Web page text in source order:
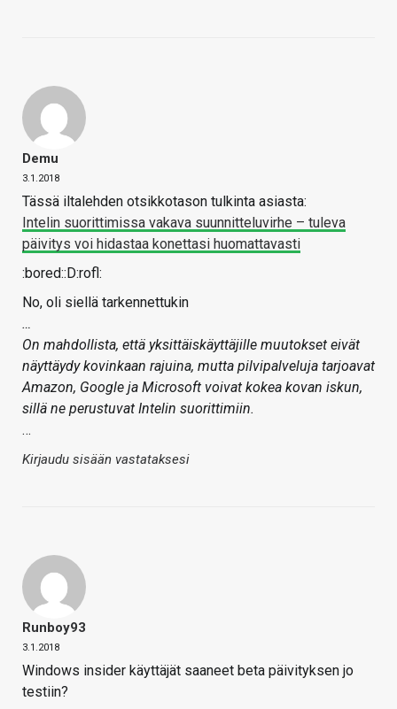
Demu
3.1.2018
Tässä iltalehden otsikkotason tulkinta asiasta:
Intelin suorittimissa vakava suunnitteluvirhe – tuleva
päivitys voi hidastaa konettasi huomattavasti
:bored::D:rofl:
No, oli siellä tarkennettukin
…
On mahdollista, että yksittäiskäyttäjille muutokset eivät
näyttäydy kovinkaan rajuina, mutta pilvipalveluja tarjoavat
Amazon, Google ja Microsoft voivat kokea kovan iskun,
sillä ne perustuvat Intelin suorittimiin.
…
Kirjaudu sisään vastataksesi
Runboy93
3.1.2018
Windows insider käyttäjät saaneet beta päivityksen jo
testiin?